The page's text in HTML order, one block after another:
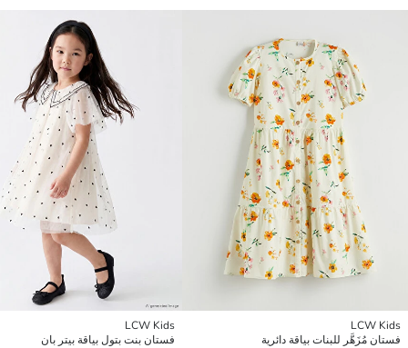
LCW Kids
فستان مُزَهَّر للبنات بياقة دائرية
LCW Kids
فستان بنت بتول بياقة بيتر بان